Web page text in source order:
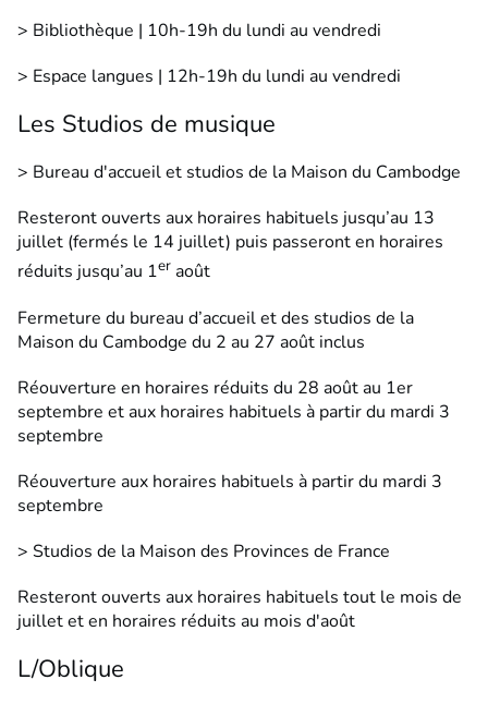
> Bibliothèque | 10h-19h du lundi au vendredi
> Espace langues | 12h-19h du lundi au vendredi
Les Studios de musique
> Bureau d'accueil et studios de la Maison du Cambodge
Resteront ouverts aux horaires habituels jusqu’au 13
juillet (fermés le 14 juillet) puis passeront en horaires
réduits jusqu’au 1er août
Fermeture du bureau d’accueil et des studios de la
Maison du Cambodge du 2 au 27 août inclus
Réouverture en horaires réduits du 28 août au 1er
septembre et aux horaires habituels à partir du mardi 3
septembre
Réouverture aux horaires habituels à partir du mardi 3
septembre
> Studios de la Maison des Provinces de France
Resteront ouverts aux horaires habituels tout le mois de
juillet et en horaires réduits au mois d'août
L/Oblique